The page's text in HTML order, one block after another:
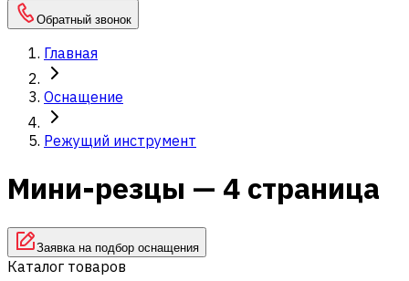
Обратный звонок
Главная
Оснащение
Режущий инструмент
Мини-резцы — 4 страница
Заявка на подбор оснащения
Каталог товаров